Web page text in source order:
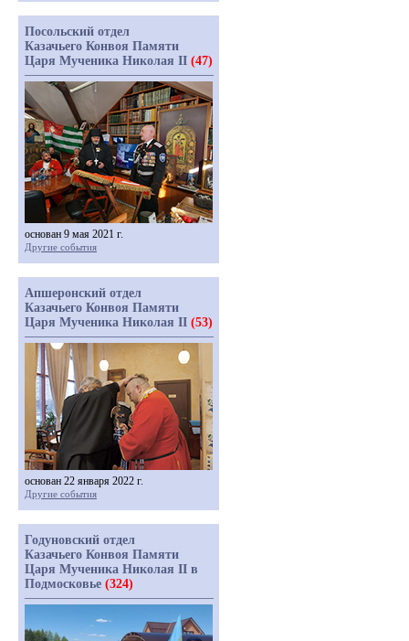
Посольский отдел
Казачьего Конвоя Памяти
Царя Мученика Николая II (47)
основан 9 мая 2021 г.
Другие события
Апшеронский отдел
Казачьего Конвоя Памяти
Царя Мученика Николая II (53)
основан 22 января 2022 г.
Другие события
Годуновский отдел
Казачьего Конвоя Памяти
Царя Мученика Николая II в
Подмосковье (324)